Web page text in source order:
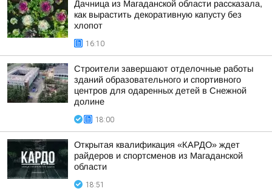
Дачница из Магаданской области рассказала,
как вырастить декоративную капусту без
хлопот
16:10
Строители завершают отделочные работы
зданий образовательного и спортивного
центров для одаренных детей в Снежной
долине
18:00
Открытая квалификация «КАРДО» ждет
райдеров и спортсменов из Магаданской
области
18:51